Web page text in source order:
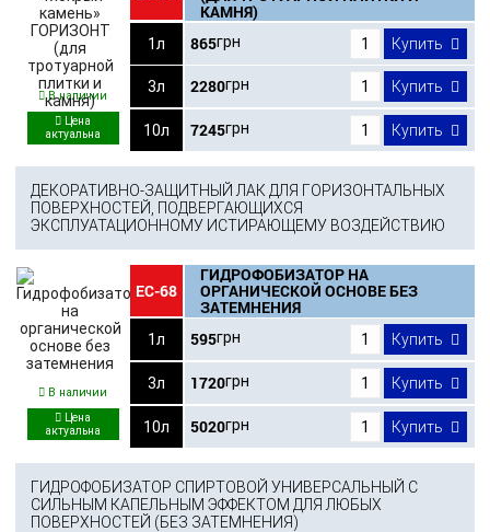
В наличии
КАМНЯ)
1л 865грн Купить
3л 2280грн Купить
10л 7245грн Купить
ДЕКОРАТИВНО-ЗАЩИТНЫЙ ЛАК ДЛЯ ГОРИЗОНТАЛЬНЫХ
ПОВЕРХНОСТЕЙ, ПОДВЕРГАЮЩИХСЯ
ЭКСПЛУАТАЦИОННОМУ ИСТИРАЮЩЕМУ ВОЗДЕЙСТВИЮ
В наличии
ЕС-68
ГИДРОФОБИЗАТОР НА
ОРГАНИЧЕСКОЙ ОСНОВЕ БЕЗ
ЗАТЕМНЕНИЯ
1л 595грн Купить
3л 1720грн Купить
10л 5020грн Купить
ГИДРОФОБИЗАТОР СПИРТОВОЙ УНИВЕРСАЛЬНЫЙ С
СИЛЬНЫМ КАПЕЛЬНЫМ ЭФФЕКТОМ ДЛЯ ЛЮБЫХ
ПОВЕРХНОСТЕЙ (БЕЗ ЗАТЕМНЕНИЯ)